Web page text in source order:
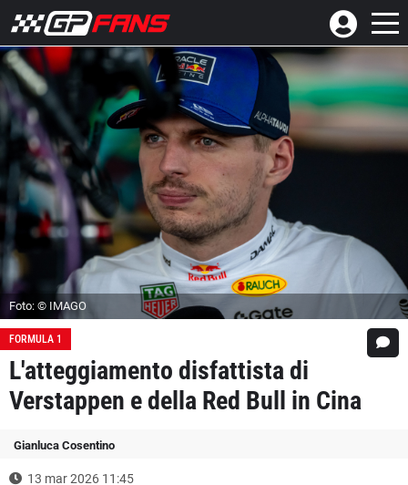
Foto: © IMAGO
FORMULA 1
L'atteggiamento disfattista di
Verstappen e della Red Bull in Cina
Gianluca Cosentino
13 mar 2026 11:45